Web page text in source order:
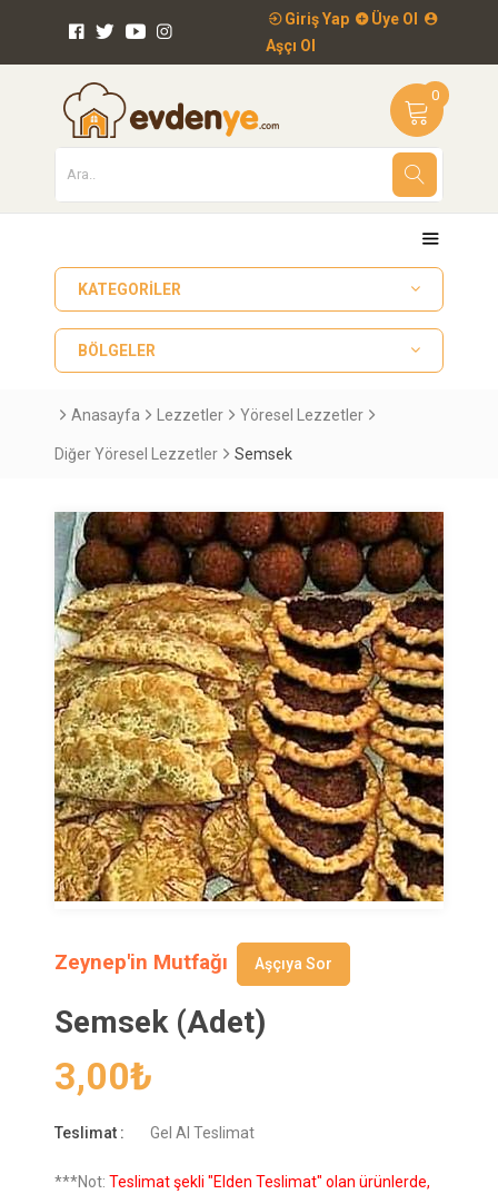
Giriş Yap
Üye Ol
Aşçı Ol
0
KATEGORILER
BÖLGELER
Anasayfa Lezzetler Yöresel Lezzetler
Diğer Yöresel Lezzetler Semsek
Zeynep'in Mutfağı Aşçıya Sor
Semsek (Adet)
3,00₺
Teslimat : Gel Al Teslimat
***Not: Teslimat şekli "Elden Teslimat" olan ürünlerde,